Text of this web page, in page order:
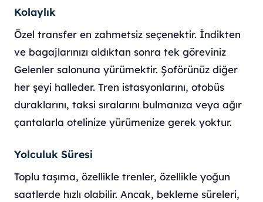
Kolaylık
Özel transfer en zahmetsiz seçenektir. İndikten
ve bagajlarınızı aldıktan sonra tek göreviniz
Gelenler salonuna yürümektir. Şoförünüz diğer
her şeyi halleder. Tren istasyonlarını, otobüs
duraklarını, taksi sıralarını bulmanıza veya ağır
çantalarla otelinize yürümenize gerek yoktur.
Yolculuk Süresi
Toplu taşıma, özellikle trenler, özellikle yoğun
saatlerde hızlı olabilir. Ancak, bekleme süreleri,